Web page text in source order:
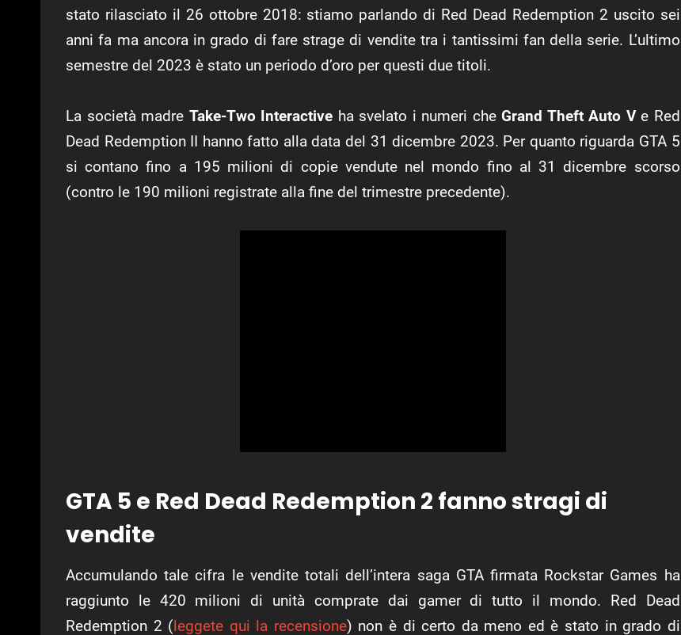
stato rilasciato il 26 ottobre 2018: stiamo parlando di Red Dead Redemption 2 uscito sei
anni fa ma ancora in grado di fare strage di vendite tra i tantissimi fan della serie. L’ultimo
semestre del 2023 è stato un periodo d’oro per questi due titoli.
La società madre Take-Two Interactive ha svelato i numeri cheGrand Theft Auto Ve Red
Dead Redemption II hanno fatto alla data del 31 dicembre 2023. Per quanto riguarda GTA 5
si contano fino a 195 milioni di copie vendute nel mondo fino al 31 dicembre scorso
(contro le 190 milioni registrate alla fine del trimestre precedente).
GTA 5 e Red Dead Redemption 2 fanno stragi di
vendite
Accumulando tale cifra le vendite totali dell’intera saga GTA firmata Rockstar Games ha
raggiunto le 420 milioni di unità comprate dai gamer di tutto il mondo. Red Dead
Redemption 2 (leggete qui la recensione) non è di certo da meno ed è stato in grado di